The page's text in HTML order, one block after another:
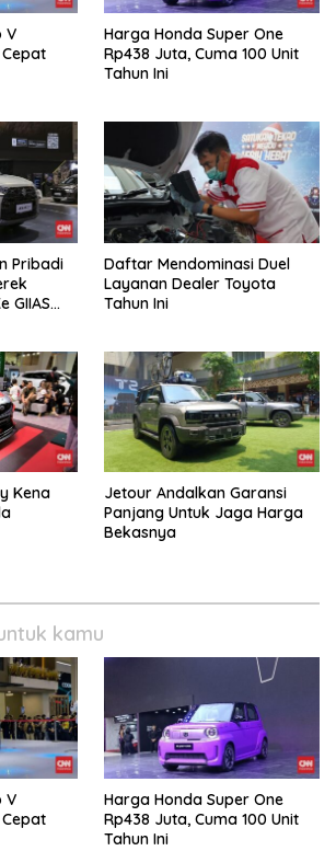
V
Harga Honda Super One
Rp438 Juta, Cuma 100 Unit
Tahun Ini
Pribadi
GIIAS
Daftar Mendominasi Duel
Layanan Dealer Toyota
Tahun Ini
Kena
Jetour Andalkan Garansi
Panjang Untuk Jaga Harga
Bekasnya
kamu
V
Harga Honda Super One
Rp438 Juta, Cuma 100 Unit
Tahun Ini